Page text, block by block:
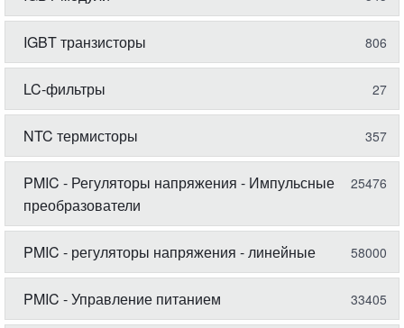
IGBT транзисторы 806
LC-фильтры 27
NTC термисторы 357
PMIC - Регуляторы напряжения - Импульсные
преобразователи
25476
PMIC - регуляторы напряжения - линейные 58000
PMIC - Управление питанием 33405